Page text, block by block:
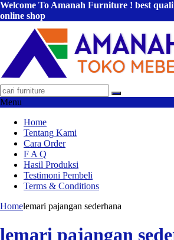
Welcome To Amanah Furniture ! best
online shop
Menu
Home
Tentang Kami
Cara Order
F A Q
Hasil Produksi
Testimoni Pembeli
Terms & Conditions
Homelemari pajangan sederhana
lemari pajangan